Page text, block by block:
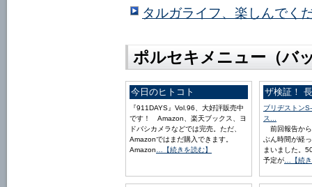
タルガライフ、楽しんでく
ポルセキメニュー（バ
今日のヒトコト
『911DAYS』Vol.96、大好評販売中
です！ Amazon、楽天ブックス、ヨ
ドバシカメラなどでは完売。ただ、
Amazonではまだ購入できます。
Amazon …【続きを読む】
ザ検証！
ブリヂストン
ス...
前回報告か
ぶん時間が経
まいました。
予定が …【続